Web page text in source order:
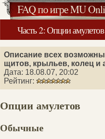
FAQ по игре MU
Часть 2: Опции
Описание всех
щитов, крыльев, колец и
Дата: 18.08.07, 20:02
Рейтинг:
Опции амулетов
Обычные